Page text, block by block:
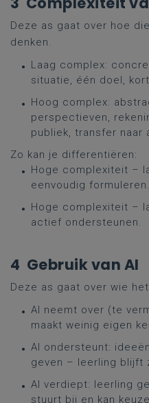
Deze as gaat over hoe
denken.
Laag complex:
situatie, één doel,
Hoog complex:
perspectieven,
publiek, transfer naar
Zo kan je differentiëren:
Hoge complexiteit –
eenvoudig formuleren.
Hoge complexiteit –
actief ondersteunen.
4 Gebruik van AI
Deze as gaat over wie
AI neemt over (te
maakt weinig eigen
AI ondersteunt:
geven – leerling blijft
AI verdiept: leerling
stuurt bij en kan